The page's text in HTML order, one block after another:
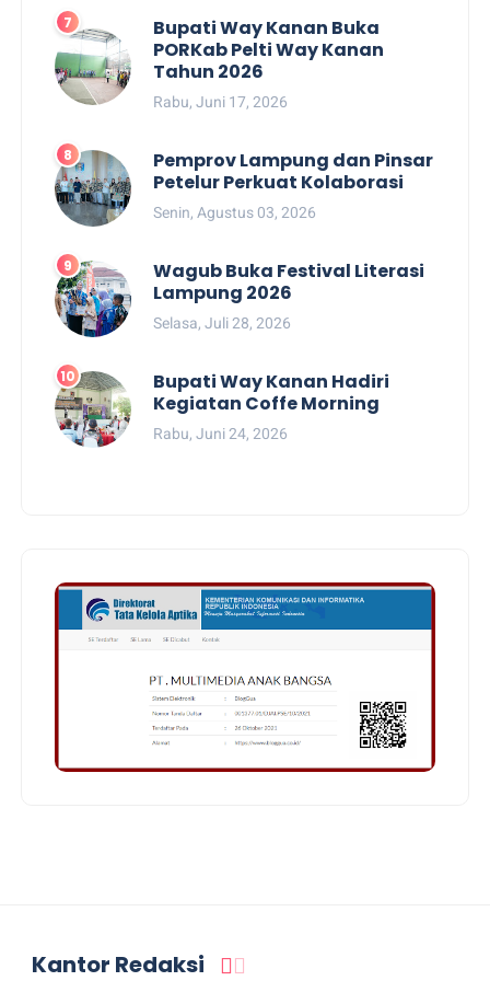
Bupati Way Kanan Buka
PORKab Pelti Way Kanan
Tahun 2026
Rabu, Juni 17, 2026
Pemprov Lampung dan Pinsar
Petelur Perkuat Kolaborasi
Senin, Agustus 03, 2026
Wagub Buka Festival Literasi
Lampung 2026
Selasa, Juli 28, 2026
Bupati Way Kanan Hadiri
Kegiatan Coffe Morning
Rabu, Juni 24, 2026
Kantor Redaksi